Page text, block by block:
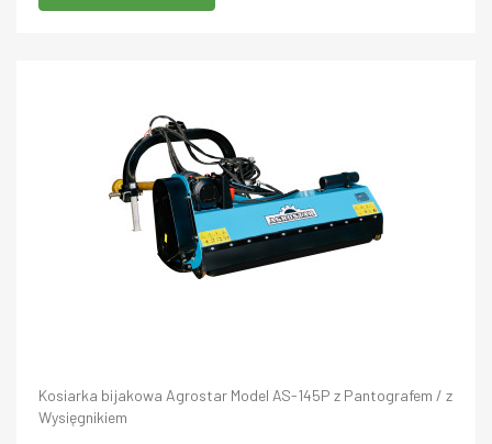
Kosiarka bijakowa Agrostar Model AS-145P z Pantografem / z
Wysięgnikiem